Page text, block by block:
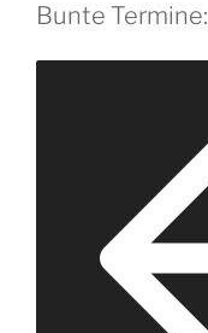
Bunte Termine: